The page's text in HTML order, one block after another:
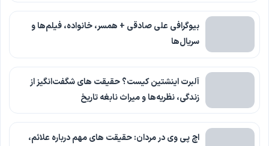
بیوگرافی علی صادقی + همسر، خانواده، فیلم‌ها و
سریال‌ها
آلبرت اینشتین کیست؟ حقیقت های شگفت‌انگیز از
زندگی، نظریه‌ها و میراث نابغه تاریخ
اچ پی وی در مردان: حقیقت های مهم درباره علائم،